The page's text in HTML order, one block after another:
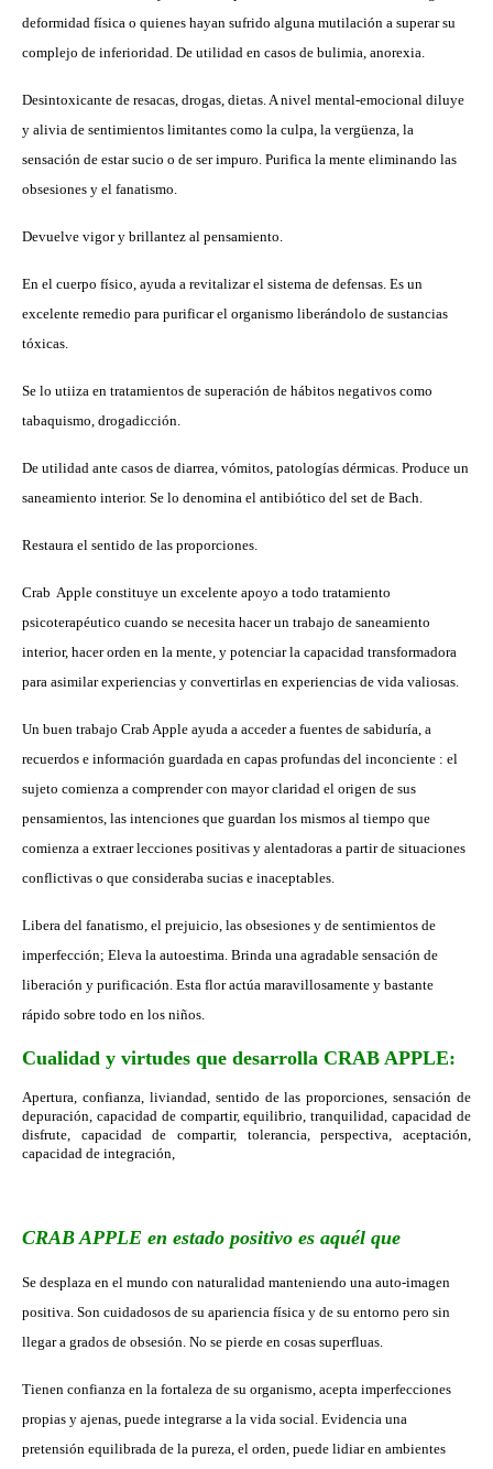
deformidad física o quienes hayan sufrido alguna mutilación a superar su
complejo de inferioridad. De utilidad en casos de bulimia, anorexia.
Desintoxicante de resacas, drogas, dietas. A nivel mental-emocional diluye
y alivia de sentimientos limitantes como la culpa, la vergüenza, la
sensación de estar sucio o de ser impuro. Purifica la mente eliminando las
obsesiones y el fanatismo.
Devuelve vigor y brillantez al pensamiento.
En el cuerpo físico, ayuda a revitalizar el sistema de defensas. Es un
excelente remedio para purificar el organismo liberándolo de sustancias
tóxicas.
Se lo utiiza en tratamientos de superación de hábitos negativos como
tabaquismo, drogadicción.
De utilidad ante casos de diarrea, vómitos, patologías dérmicas. Produce un
saneamiento interior. Se lo denomina el antibiótico del set de Bach.
Restaura el sentido de las proporciones.
Crab Apple constituye un excelente apoyo a todo tratamiento
psicoterapéutico cuando se necesita hacer un trabajo de saneamiento
interior, hacer orden en la mente, y potenciar la capacidad transformadora
para asimilar experiencias y convertirlas en experiencias de vida valiosas.
Un buen trabajo Crab Apple ayuda a acceder a fuentes de sabiduría, a
recuerdos e información guardada en capas profundas del inconciente : el
sujeto comienza a comprender con mayor claridad el origen de sus
pensamientos, las intenciones que guardan los mismos al tiempo que
comienza a extraer lecciones positivas y alentadoras a partir de situaciones
conflictivas o que consideraba sucias e inaceptables.
Libera del fanatismo, el prejuicio, las obsesiones y de sentimientos de
imperfección; Eleva la autoestima. Brinda una agradable sensación de
liberación y purificación. Esta flor actúa maravillosamente y bastante
rápido sobre todo en los niños.
Cualidad y virtudes que desarrolla CRAB APPLE:
Apertura, confianza, liviandad, sentido de las proporciones, sensación de
depuración, capacidad de compartir, equilibrio, tranquilidad, capacidad de
disfrute, capacidad de compartir, tolerancia, perspectiva, aceptación,
capacidad de integración,
CRAB APPLE en estado positivo es aquél que
Se desplaza en el mundo con naturalidad manteniendo una auto-imagen
positiva. Son cuidadosos de su apariencia física y de su entorno pero sin
llegar a grados de obsesión. No se pierde en cosas superfluas.
Tienen confianza en la fortaleza de su organismo, acepta imperfecciones
propias y ajenas, puede integrarse a la vida social. Evidencia una
pretensión equilibrada de la pureza, el orden, puede lidiar en ambientes